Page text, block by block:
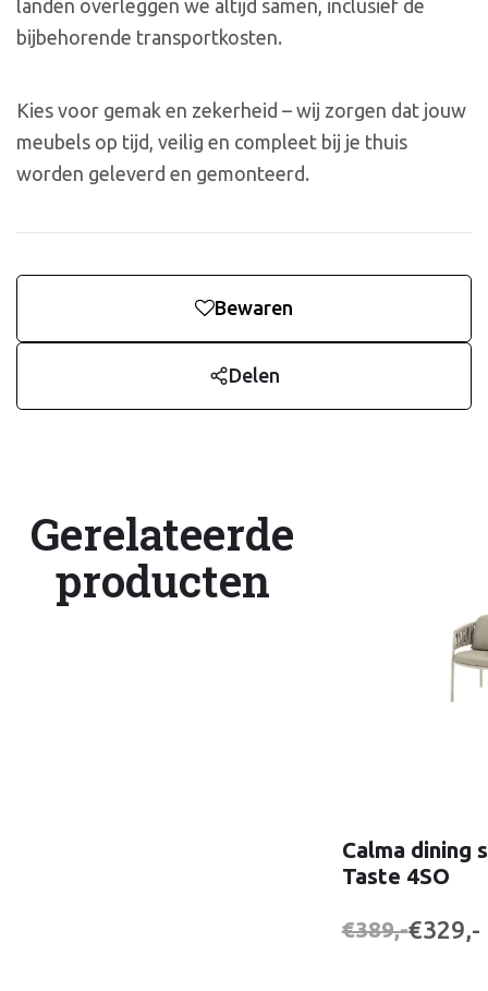
landen overleggen we altijd samen, inclusief de
bijbehorende transportkosten.
Kies voor gemak en zekerheid – wij zorgen dat jouw
meubels op tijd, veilig en compleet bij je thuis
worden geleverd en gemonteerd.
Bewaren
Delen
Gerelateerde
producten
Calma dining
Taste 4SO
€389,-€329,-